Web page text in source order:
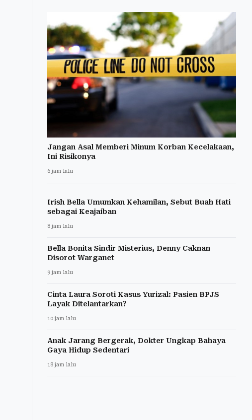
Jangan Asal Memberi Minum Korban Kecelakaan,
Ini Risikonya
6 jam lalu
Irish Bella Umumkan Kehamilan, Sebut Buah Hati
sebagai Keajaiban
8 jam lalu
Bella Bonita Sindir Misterius, Denny Caknan
Disorot Warganet
9 jam lalu
Cinta Laura Soroti Kasus Yurizal: Pasien BPJS
Layak Ditelantarkan?
10 jam lalu
Anak Jarang Bergerak, Dokter Ungkap Bahaya
Gaya Hidup Sedentari
18 jam lalu